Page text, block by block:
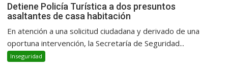
Detiene Policía Turística a dos presuntos
asaltantes de casa habitación
En atención a una solicitud ciudadana y derivado de una
oportuna intervención, la Secretaría de Seguridad...
Inseguridad